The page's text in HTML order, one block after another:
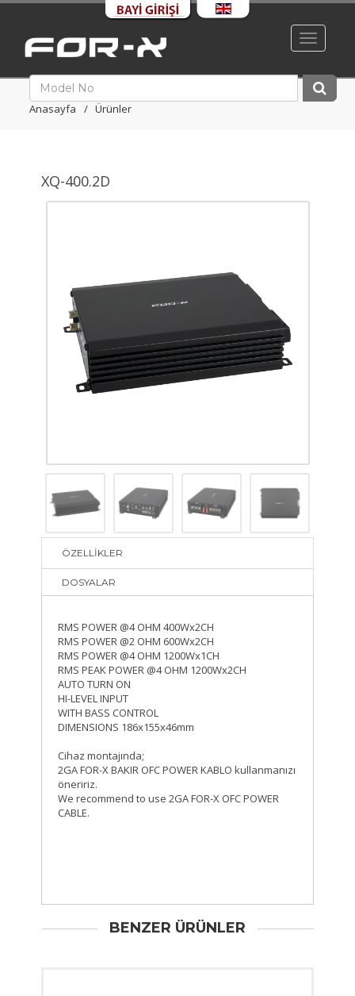
Toggle
Anasayfa Ürünler
XQ-400.2D
ÖZELLİKLER
DOSYALAR
RMS POWER @4 OHM 400Wx2CH
RMS POWER @2 OHM 600Wx2CH
RMS POWER @4 OHM 1200Wx1CH
RMS PEAK POWER @4 OHM 1200Wx2CH
AUTO TURN ON
HI-LEVEL INPUT
WITH BASS CONTROL
DIMENSIONS 186x155x46mm
Cihaz montajında;
2GA FOR-X BAKIR OFC POWER KABLO kullanmanızı
öneririz.
We recommend to use 2GA FOR-X OFC POWER
CABLE.
BENZER ÜRÜNLER